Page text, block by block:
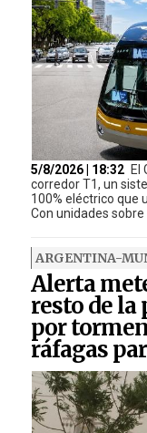
5/8/2026 | 18:32 El
corredor T1, un
100% eléctrico que
Con unidades
ARGENTINA-
Alerta
resto de
por
ráfagas